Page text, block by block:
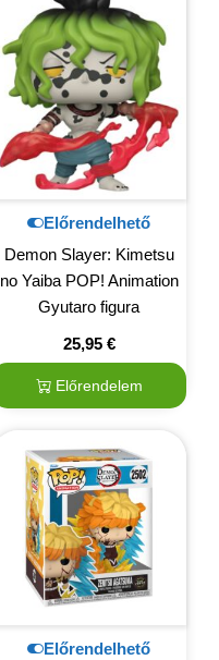
Előrendelhető
Demon Slayer: Kimetsu
no Yaiba POP! Animation
Gyutaro figura
25,95 €
Előrendelem
Előrendelhető